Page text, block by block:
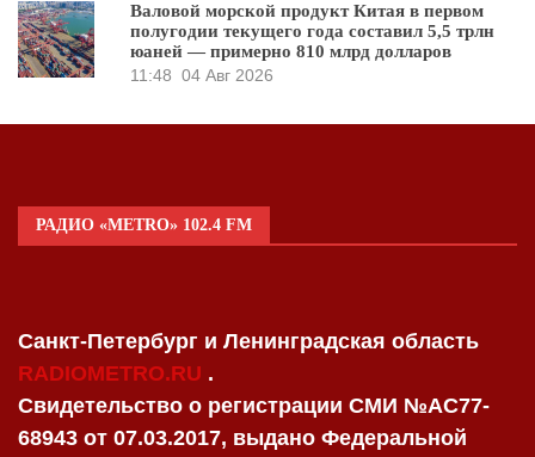
Валовой морской продукт Китая в первом
полугодии текущего года составил 5,5 трлн
юаней — примерно 810 млрд долларов
11:48 04 Авг 2026
РАДИО «METRO» 102.4 FM
Санкт-Петербург и Ленинградская область
RADIOMETRO.RU .
Свидетельство о регистрации СМИ №AC77-
68943 от 07.03.2017, выдано Федеральной